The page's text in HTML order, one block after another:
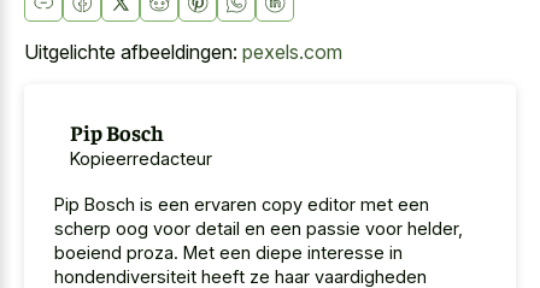
Uitgelichte afbeeldingen: pexels.com
Pip Bosch
Kopieerredacteur
Pip Bosch is een ervaren copy editor met een
scherp oog voor detail en een passie voor helder,
boeiend proza. Met een diepe interesse in
hondendiversiteit heeft ze haar vaardigheden